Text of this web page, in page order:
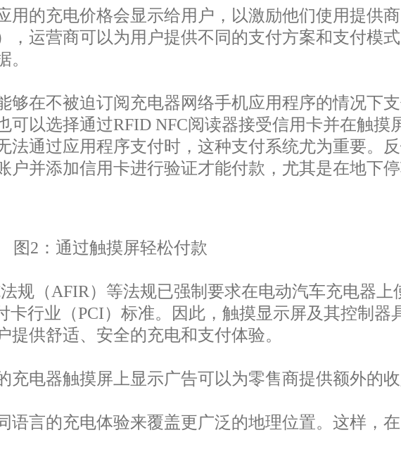
用的充电价格会显示给用户，以激励他们使用提供
，运营商可以为用户提供不同的支付方案和支付模
。
够在不被迫订阅充电器网络手机应用程序的情况下
可以选择通过RFID NFC阅读器接受信用卡并在触摸
法通过应用程序支付时，这种支付系统尤为重要。
户并添加信用卡进行验证才能付款，尤其是在地下
图2：通过触摸屏轻松付款
规（AFIR）等法规已强制要求在电动汽车充电器上
行业（PCI）标准。因此，触摸显示屏及其控制器
提供舒适、安全的充电和支付体验。
充电器触摸屏上显示广告可以为零售商提供额外的收
语言的充电体验来覆盖更广泛的地理位置。这样，